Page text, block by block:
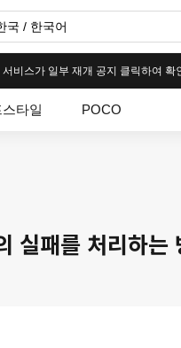
국 / 한국어
서비스가 일부 재개 공지 클릭하여 확
타일 POCO
실패를 처리하